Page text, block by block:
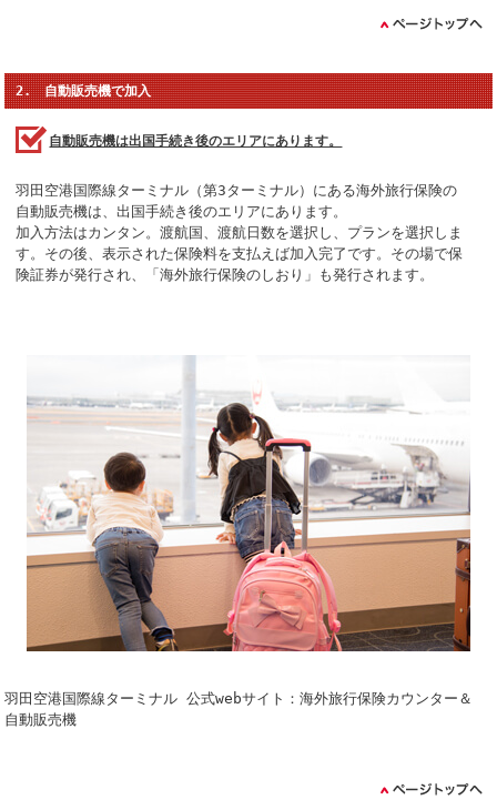
2. 自動販売機で加入
自動販売機は出国手続き後のエリアにあります。
羽田空港国際線ターミナル（第3ターミナル）にある海外旅行保険の
自動販売機は、出国手続き後のエリアにあります。
加入方法はカンタン。渡航国、渡航日数を選択し、プランを選択しま
す。その後、表示された保険料を支払えば加入完了です。その場で保
険証券が発行され、「海外旅行保険のしおり」も発行されます。
羽田空港国際線ターミナル 公式webサイト：海外旅行保険カウンター＆
自動販売機